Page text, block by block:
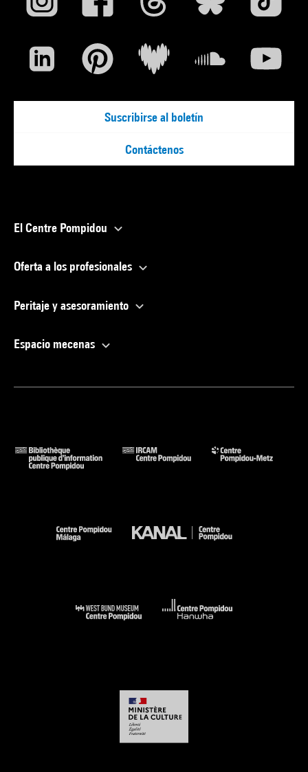
Suscribirse al boletín
Contáctenos
El Centre Pompidou
Oferta a los profesionales
Peritaje y asesoramiento
Espacio mecenas